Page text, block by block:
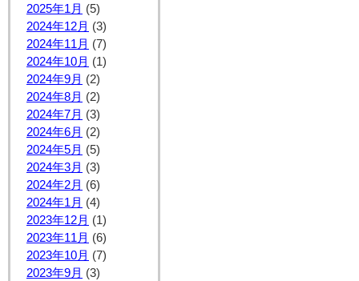
2025年1月 (5)
2024年12月 (3)
2024年11月 (7)
2024年10月 (1)
2024年9月 (2)
2024年8月 (2)
2024年7月 (3)
2024年6月 (2)
2024年5月 (5)
2024年3月 (3)
2024年2月 (6)
2024年1月 (4)
2023年12月 (1)
2023年11月 (6)
2023年10月 (7)
2023年9月 (3)